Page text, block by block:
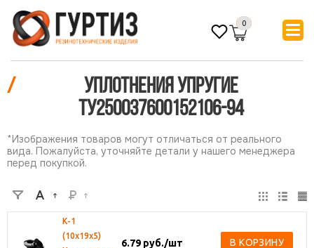
0
/
Уплотнения упругие
ТУ250037600152106-94
*Изображения товаров могут отличаться от реального
вида. Пожалуйста, уточняйте детали у нашего менеджера
перед покупкой.
К-1
(10х19х5)
6.79 руб./шт В КОРЗИНУ